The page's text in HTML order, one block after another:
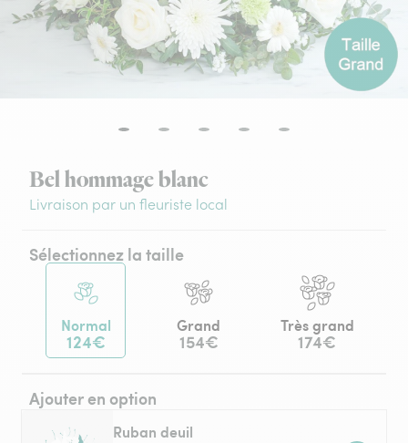
Bel hommage blanc
Livraison par un fleuriste local
Sélectionnez la taille
Normal
124€
Grand
154€
Très grand
174€
Ajouter en option
Ruban deuil